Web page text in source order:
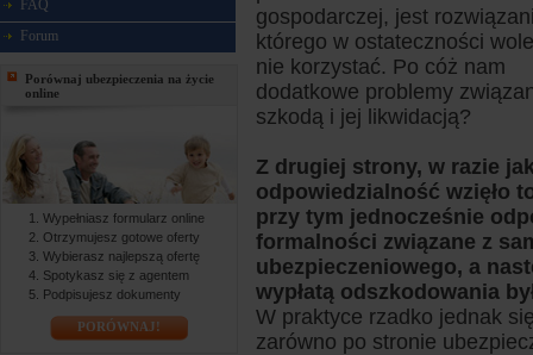
FAQ
Forum
Porównaj ubezpieczenia na życie
online
Wypełniasz formularz online
Otrzymujesz gotowe oferty
Wybierasz najlepszą ofertę
Spotykasz się z agentem
Podpisujesz dokumenty
PORÓWNAJ!
gospodarczej, jest
którego w ostateczności
nie korzystać. Po cóż nam
dodatkowe problemy
szkodą i jej likwidacją?
Z drugiej strony, w razie
odpowiedzialność wzięło
przy tym jednocześnie
formalności związane z
ubezpieczeniowego, a
wypłatą odszkodowania
W praktyce rzadko jednak
zarówno po stronie